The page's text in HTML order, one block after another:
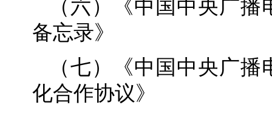
（六）《中国中央广
备忘录》
（七）《中国中央广
化合作协议》